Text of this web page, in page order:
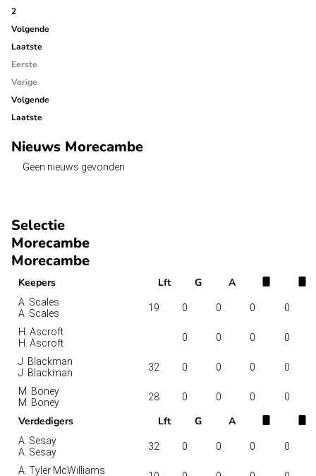
2
Volgende
Laatste
Eerste
Vorige
Volgende
Laatste
Nieuws Morecambe
Geen nieuws gevonden
Selectie
Morecambe
Morecambe
Keepers Lft G A
A. Scales
A. Scales
19 0 0 0 0
H. Ascroft
H. Ascroft
0 0 0 0
J. Blackman
J. Blackman
32 0 0 0 0
M. Boney
M. Boney
28 0 0 0 0
Verdedigers Lft G A
A. Sesay
A. Sesay
32 0 0 0 0
A. Tyler McWilliams